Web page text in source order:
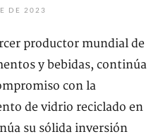
DE 2023
productor mundial de
y bebidas, continúa
con la
de vidrio reciclado en
su sólida inversión